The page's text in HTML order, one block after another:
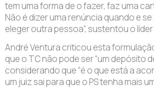
tem uma forma de o fazer, faz uma
Não é dizer uma renúncia quando e
eleger outra pessoa”, sustentou o líder
André Ventura criticou esta
que o TC não pode ser “um depósito
considerando que “é o que está a
um juiz sai para que o PS tenha mais